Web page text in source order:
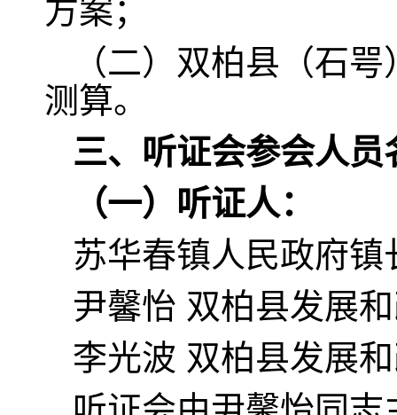
方案；
（二）双柏县（石
测算。
三、听证会参会人员
（一） 听证人：
苏华春镇人民政府镇
尹馨怡 双柏县发展
李光波 双柏县发展